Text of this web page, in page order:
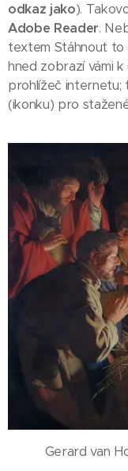
odkaz jako).
Adobe Reader.
textem Stáhnout to
hned zobrazí vámi
prohlížeč internetu;
(ikonku) pro
Gerard van